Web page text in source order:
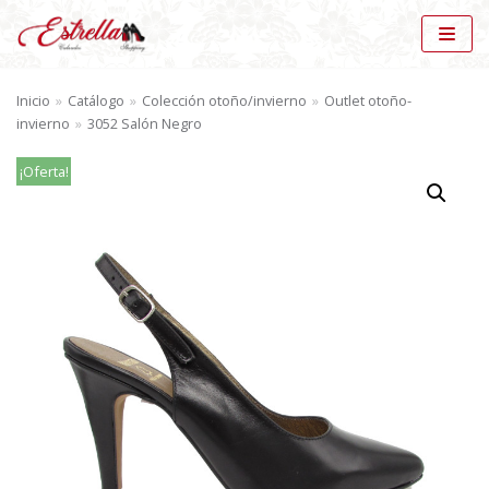
contenido
BÚSQUEDA DE PRODUCTOS
Outlet otoño-invierno (83)
Inicio » Catálogo » Colección otoño/invierno » Outlet otoño-
invierno » 3052 Salón Negro
¡Oferta!